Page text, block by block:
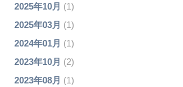
2025年10月 (1)
2025年03月 (1)
2024年01月 (1)
2023年10月 (2)
2023年08月 (1)